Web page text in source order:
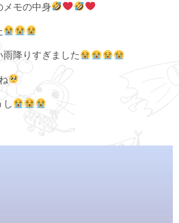
メモの中身
降りすぎました
し